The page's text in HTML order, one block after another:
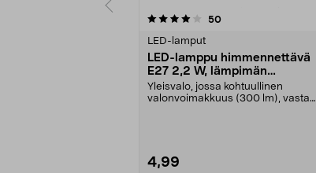
50arvostelut
LED-lamput
LED-lamppu himmennettävä
E27 2,2 W, lämpimän
valkoinen
Yleisvalo, jossa kohtuullinen
valonvoimakkuus (300 lm), vastaa
4,99
4.5viidestä